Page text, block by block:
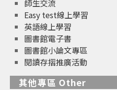
師生交流
Easy test線上學習
英語線上學習
圖書館電子書
圖書館小論文專區
閱讀存摺推廣活動
其他專區 Other